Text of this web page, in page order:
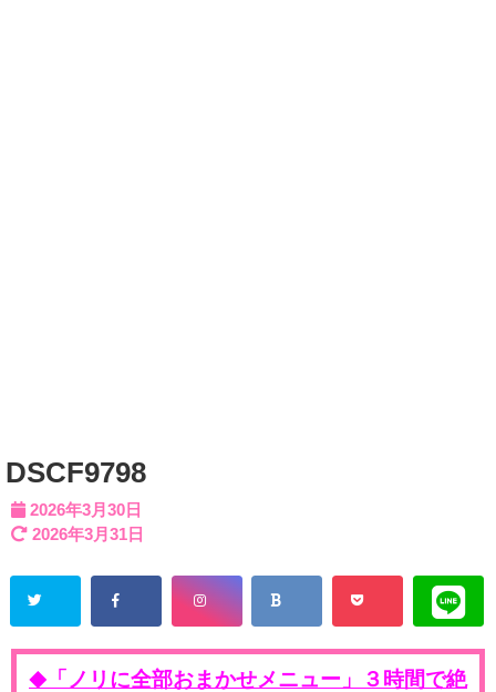
DSCF9798
2026年3月30日
2026年3月31日
◆
「ノリに全部おまかせメニュー」３時間で絶